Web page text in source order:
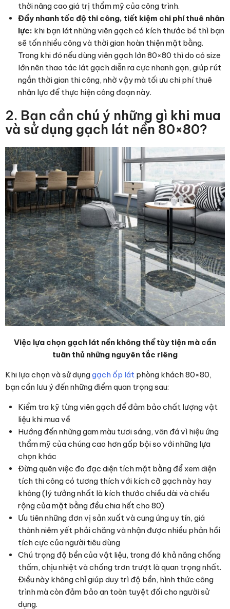
thời nâng cao giá trị thẩm mỹ của công trình.
Đẩy nhanh tốc độ thi công, tiết kiệm chi phí thuê nhân
lực: khi bạn lát những viên gạch có kích thước bé thì bạn
sẽ tốn nhiều công và thời gian hoàn thiện mặt bằng.
Trong khi đó nếu dùng viên gạch lớn 80×80 thì do có size
lớn nên thao tác lát gạch diễn ra cực nhanh gọn, giúp rút
ngắn thời gian thi công, nhờ vậy mà tối ưu chi phí thuê
nhân lực để thực hiện công đoạn này.
2. Bạn cần chú ý những gì khi mua
và sử dụng gạch lát nền 80×80?
Việc lựa chọn gạch lát nền không thể tùy tiện mà cần
tuân thủ những nguyên tắc riêng
Khi lựa chọn và sử dụnggạch ốp lát phòng khách 80×80,
bạn cần lưu ý đến những điểm quan trọng sau:
Kiểm tra kỹ từng viên gạch để đảm bảo chất lượng vật
liệu khi mua về
Hướng đến những gam màu tươi sáng, vân đá vì hiệu ứng
thẩm mỹ của chúng cao hơn gấp bội so với những lựa
chọn khác
Đừng quên việc đo đạc diện tích mặt bằng để xem diện
tích thi công có tương thích với kích cỡ gạch này hay
không (lý tưởng nhất là kích thước chiều dài và chiều
rộng của mặt bằng đều chia hết cho 80)
Ưu tiên những đơn vị sản xuất và cung ứng uy tín, giá
thành niêm yết phải chăng và nhận được nhiều phản hồi
tích cực của người tiêu dùng
Chú trọng độ bền của vật liệu, trong đó khả năng chống
thấm, chịu nhiệt và chống trơn trượt là quan trọng nhất.
Điều này không chỉ giúp duy trì độ bền, hình thức công
trình mà còn đảm bảo an toàn tuyệt đối cho người sử
dụng.